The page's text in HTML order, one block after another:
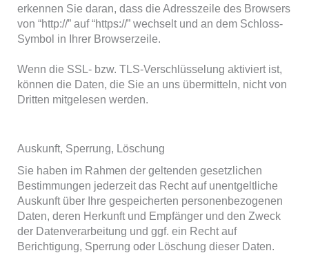
erkennen Sie daran, dass die Adresszeile des Browsers
von “http://” auf “https://” wechselt und an dem Schloss-
Symbol in Ihrer Browserzeile.
Wenn die SSL- bzw. TLS-Verschlüsselung aktiviert ist,
können die Daten, die Sie an uns übermitteln, nicht von
Dritten mitgelesen werden.
Auskunft, Sperrung, Löschung
Sie haben im Rahmen der geltenden gesetzlichen
Bestimmungen jederzeit das Recht auf unentgeltliche
Auskunft über Ihre gespeicherten personenbezogenen
Daten, deren Herkunft und Empfänger und den Zweck
der Datenverarbeitung und ggf. ein Recht auf
Berichtigung, Sperrung oder Löschung dieser Daten.